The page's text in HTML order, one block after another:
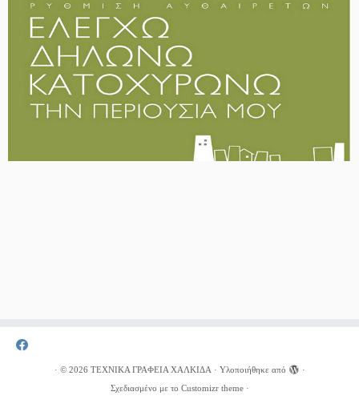
· © 2026 ΤΕΧΝΙΚΑ ΓΡΑΦΕΙΑ ΧΑΛΚΙΔΑ · Υλοποιήθηκε από
·
Σχεδιασμένο με το Customizr theme·